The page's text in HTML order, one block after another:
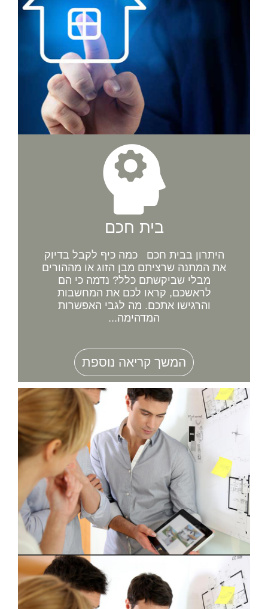
בית חכם
היתרון בבית חכם כמה כיף לקבל בדיוק
את המתנה שרציתם מבן הזוג או מההורים
מבלי שביקשתם כלל? נדמה כי הם
לראשכם, קראו לכם את המחשבות
והרגישו אתכם. מה לגבי האפשרות
המדהימה...
המשך קריאה נוספת